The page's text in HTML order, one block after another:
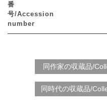
番
号/Accession
number